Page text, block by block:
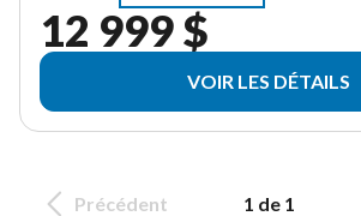
12 999 $
VOIR LES DÉTAILS
Précédent 1 de 1